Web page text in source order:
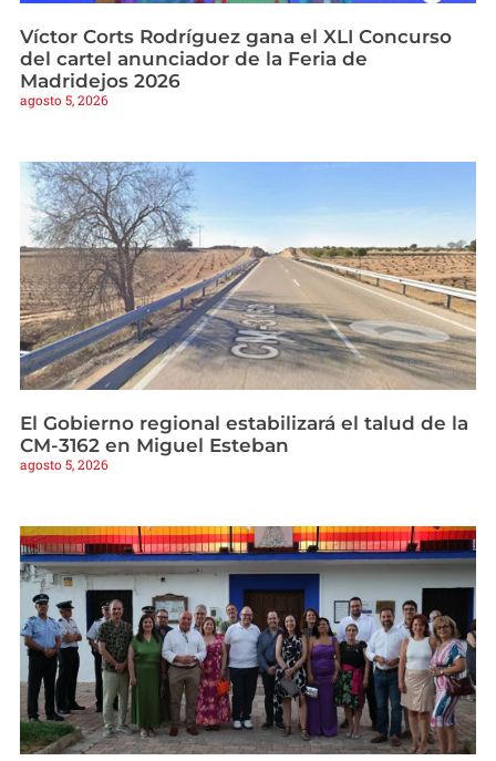
Víctor Corts Rodríguez gana el XLI Concurso
del cartel anunciador de la Feria de
Madridejos 2026
agosto 5, 2026
El Gobierno regional estabilizará el talud de la
CM-3162 en Miguel Esteban
agosto 5, 2026